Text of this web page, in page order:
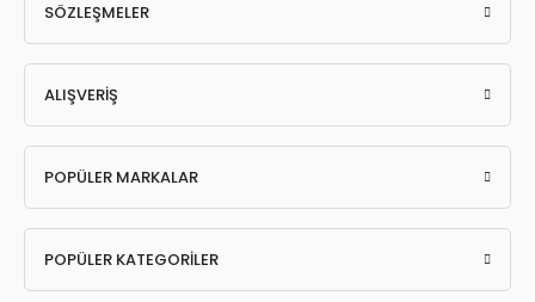
SÖZLEŞMELER
ALIŞVERİŞ
POPÜLER MARKALAR
POPÜLER KATEGORİLER